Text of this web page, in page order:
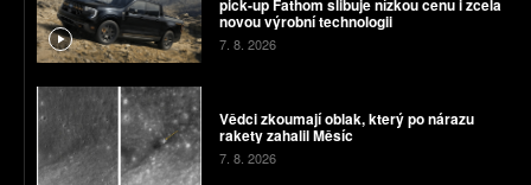
novou výrobní technologii
7. 8. 2026
Vědci zkoumají oblak, který po nárazu
rakety zahalil Měsíc
7. 8. 2026